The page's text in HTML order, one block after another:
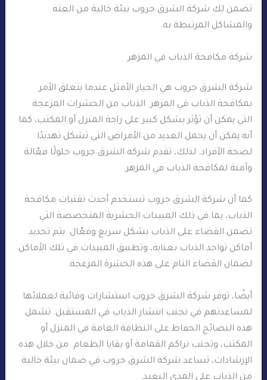
تضمن لك شركة الشرق جروب بيئة خالية من العته
والمشاكل المرتبطة به.
شركة مكافحة الذباب في المزهر
شركة الشرق جروب هي الخيار الأمثل عندما يتعلق الأمر
بمكافحة الذباب في المزهر. الذباب من الحشرات المزعجة
التي يمكن أن تؤثر بشكل كبير على راحة المنزل أو المكتب، كما
أنه يمكن أن يحمل العديد من الأمراض التي تشكل تهديدًا
لصحة الأفراد. لذلك، تقدم شركة الشرق جروب حلولًا فعّالة
وآمنة لمكافحة الذباب في المزهر.
كما أن شركة الشرق جروب تستخدم أحدث تقنيات مكافحة
الذباب، بما في ذلك المبيدات الحشرية المتخصصة التي
تضمن القضاء على الذباب بشكل سريع وفعّال. يتم تحديد
أماكن تواجد الذباب بعناية، وتطبيق المبيدات في تلك الأماكن
لضمان القضاء التام على هذه الحشرة المزعجة.
أيضًا، توفر شركة الشرق جروب استشارات وقائية لعملائها
لمساعدتهم في تجنب انتشار الذباب في المستقبل. تشمل
هذه النصائح الحفاظ على النظافة العامة في المنزل أو
المكتب، وتجنب تراكم القمامة أو بقايا الطعام. من خلال هذه
الإرشادات، تساعد شركة الشرق جروب في ضمان بيئة خالية
من الذباب على المدى البعيد.